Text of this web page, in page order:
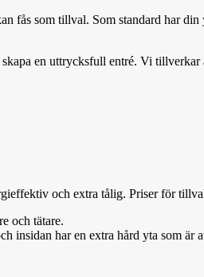
fås som tillval. Som standard har
en uttrycksfull entré. Vi
ieffektiv och extra tålig. Priser för tillva
och tätare.
insidan har en extra hård yta som är